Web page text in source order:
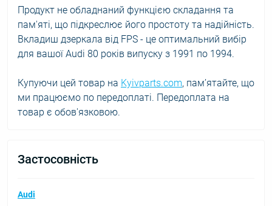
Продукт не обладнаний функцією складання та
пам'яті, що підкреслює його простоту та надійність.
Вкладиш дзеркала від FPS - це оптимальний вибір
для вашої Audi 80 років випуску з 1991 по 1994.
Купуючи цей товар на Kyivparts.com, пам’ятайте, що
ми працюємо по передоплаті. Передоплата на
товар є обов'язковою.
Застосовність
Audi